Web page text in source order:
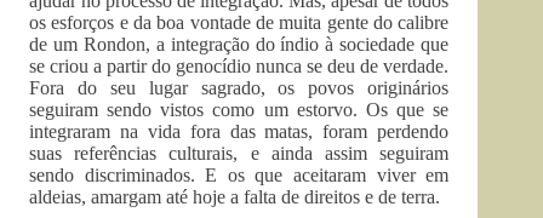
os esforços e da boa vontade de muita gente do calibre
de um Rondon, a integração do índio à sociedade que
se criou a partir do genocídio nunca se deu de verdade.
Fora do seu lugar sagrado, os povos originários
seguiram sendo vistos como um estorvo. Os que se
integraram na vida fora das matas, foram perdendo
suas referências culturais, e ainda assim seguiram
sendo discriminados. E os que aceitaram viver em
aldeias, amargam até hoje a falta de direitos e de terra.